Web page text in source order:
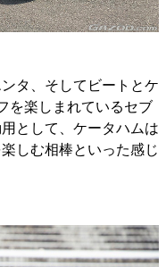
タ、そしてビートとケ
を楽しまれているセブ
として、ケータハムは
しむ相棒といった感じ